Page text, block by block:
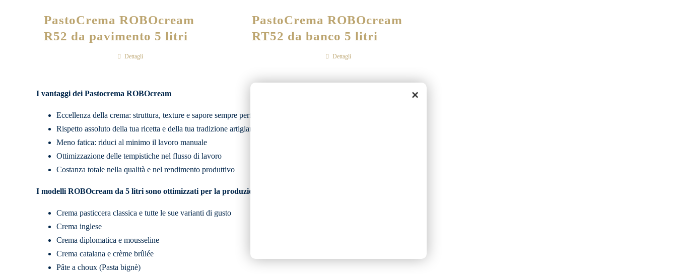
PastoCrema ROBOcream
R52 da pavimento 5 litri
Dettagli
PastoCrema ROBOcream
RT52 da banco 5 litri
Dettagli
I vantaggi dei Pastocrema ROBOcream
Eccellenza della crema: struttura, texture e sapore sempre perfetti
Rispetto assoluto della tua ricetta e della tua tradizione artigianale
Meno fatica: riduci al minimo il lavoro manuale
Ottimizzazione delle tempistiche nel flusso di lavoro
Costanza totale nella qualità e nel rendimento produttivo
I modelli ROBOcream da 5 litri sono ottimizzati per la produzione di:
Crema pasticcera classica e tutte le sue varianti di gusto
Crema inglese
Crema diplomatica e mousseline
Crema catalana e crème brûlée
Pâte a choux (Pasta bignè)
×